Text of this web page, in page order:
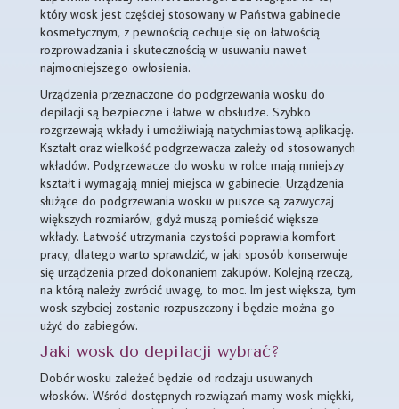
który wosk jest częściej stosowany w Państwa gabinecie
kosmetycznym, z pewnością cechuje się on łatwością
rozprowadzania i skutecznością w usuwaniu nawet
najmocniejszego owłosienia.
Urządzenia przeznaczone do podgrzewania wosku do
depilacji są bezpieczne i łatwe w obsłudze. Szybko
rozgrzewają wkłady i umożliwiają natychmiastową aplikację.
Kształt oraz wielkość podgrzewacza zależy od stosowanych
wkładów. Podgrzewacze do wosku w rolce mają mniejszy
kształt i wymagają mniej miejsca w gabinecie. Urządzenia
służące do podgrzewania wosku w puszce są zazwyczaj
większych rozmiarów, gdyż muszą pomieścić większe
wkłady. Łatwość utrzymania czystości poprawia komfort
pracy, dlatego warto sprawdzić, w jaki sposób konserwuje
się urządzenia przed dokonaniem zakupów. Kolejną rzeczą,
na którą należy zwrócić uwagę, to moc. Im jest większa, tym
wosk szybciej zostanie rozpuszczony i będzie można go
użyć do zabiegów.
Jaki wosk do depilacji wybrać?
Dobór wosku zależeć będzie od rodzaju usuwanych
włosków. Wśród dostępnych rozwiązań mamy wosk miękki,